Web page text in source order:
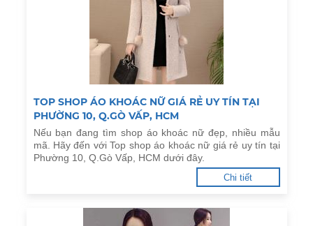
TOP SHOP ÁO KHOÁC NỮ GIÁ RẺ UY TÍN TẠI
PHƯỜNG 10, Q.GÒ VẤP, HCM
Nếu bạn đang tìm shop áo khoác nữ đẹp, nhiều mẫu
mã. Hãy đến với Top shop áo khoác nữ giá rẻ uy tín tại
Phường 10, Q.Gò Vấp, HCM dưới đây.
Chi tiết